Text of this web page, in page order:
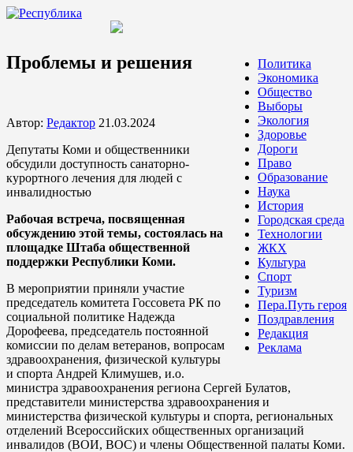
Политика
Экономика
Общество
Выборы
Экология
Здоровье
Дороги
Право
Образование
Наука
История
Городская среда
Технологии
ЖКХ
Культура
Спорт
Туризм
Пера.Путь героя
Поздравления
Редакция
Реклама
Проблемы и решения
Автор: Редактор 21.03.2024
Депутаты Коми и общественники
обсудили доступность санаторно-
курортного лечения для людей с
инвалидностью
Рабочая встреча, посвященная
обсуждению этой темы, состоялась на
площадке Штаба общественной
поддержки Республики Коми.
В мероприятии приняли участие
председатель комитета Госсовета РК по
социальной политике Надежда
Дорофеева, председатель постоянной
комиссии по делам ветеранов, вопросам
здравоохранения, физической культуры
и спорта Андрей Климушев, и.о.
министра здравоохранения региона Сергей Булатов,
представители министерства здравоохранения и
министерства физической культуры и спорта, региональных
отделений Всероссийских общественных организаций
инвалидов (ВОИ, ВОС) и члены Общественной палаты Коми.